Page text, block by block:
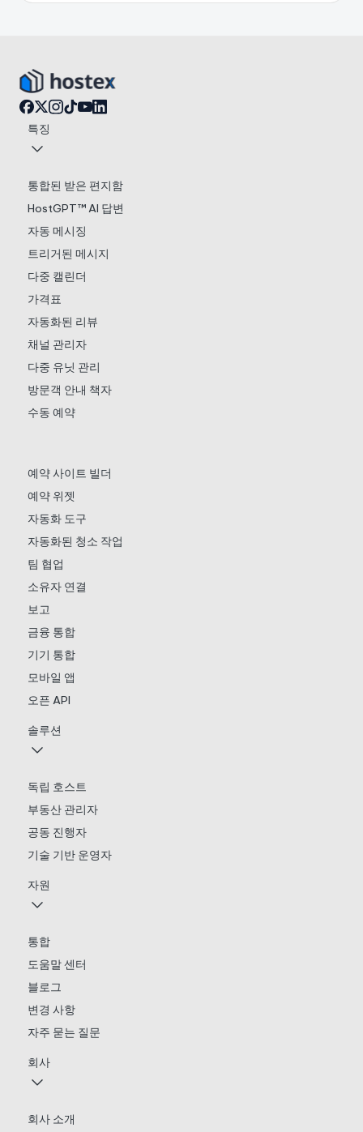
특징
통합된 받은 편지함
HostGPT™ AI 답변
자동 메시징
트리거된 메시지
다중 캘린더
가격표
자동화된 리뷰
채널 관리자
다중 유닛 관리
방문객 안내 책자
수동 예약
예약 사이트 빌더
예약 위젯
자동화 도구
자동화된 청소 작업
팀 협업
소유자 연결
보고
금융 통합
기기 통합
모바일 앱
오픈 API
솔루션
독립 호스트
부동산 관리자
공동 진행자
기술 기반 운영자
자원
통합
도움말 센터
블로그
변경 사항
자주 묻는 질문
회사
회사 소개